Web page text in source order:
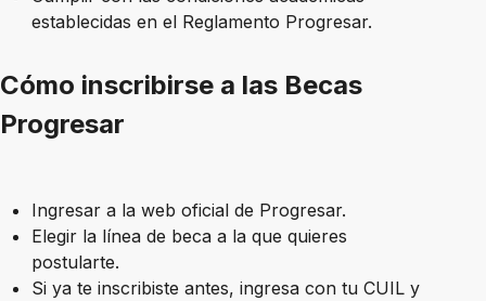
establecidas en el Reglamento Progresar.
Cómo inscribirse a las Becas
Progresar
Ingresar a la web oficial de Progresar.
Elegir la línea de beca a la que quieres
postularte.
Si ya te inscribiste antes, ingresa con tu CUIL y